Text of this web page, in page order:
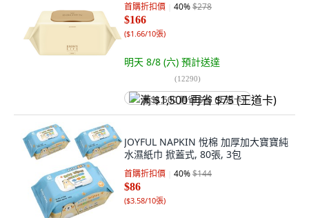
首購折扣價 40%$278
$166
($1.66/10張)
明天 8/8 (六) 預計送達
(12290)
满 $1,500 再省 $75 (王道卡)
JOYFUL NAPKIN 悅棉 加厚加大寶寶純
水濕紙巾 掀蓋式, 80張, 3包
首購折扣價 40%$144
$86
($3.58/10張)